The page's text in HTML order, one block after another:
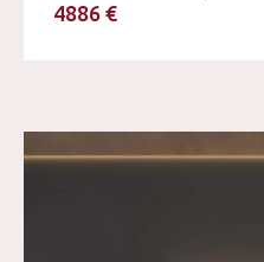
4886 €